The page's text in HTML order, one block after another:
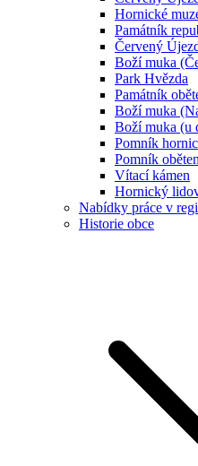
Hornické
Památník
Červený
Boží muka
Park Hvězda
Památník
Boží muka
Boží muka (u
Pomník
Pomník
Vítací kámen
Hornický
Nabídky práce v
Historie obce